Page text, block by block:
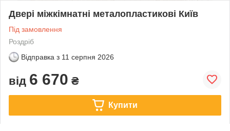
Двері міжкімнатні металопластикові Київ
Під замовлення
Роздріб
Відправка з 11 серпня 2026
від 6 670 ₴
Купити